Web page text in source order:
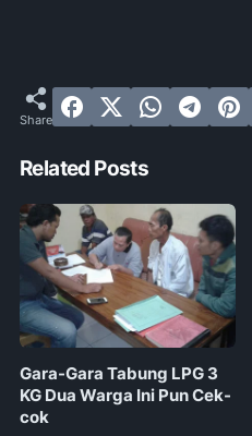
Related Posts
Gara-Gara Tabung LPG 3
KG Dua Warga Ini Pun Cek-
cok